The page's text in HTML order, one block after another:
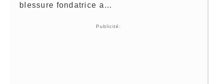
blessure fondatrice a…
Publicité: